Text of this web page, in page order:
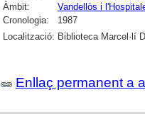
Àmbit:
Vandellòs i
Cronologia:
1987
Localització: Biblioteca Marcel·lí
Enllaç permanent a